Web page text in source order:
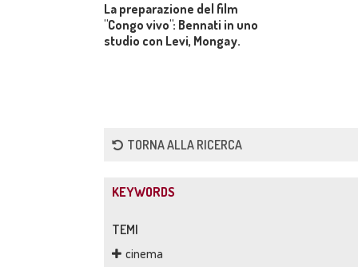
La preparazione del film
"Congo vivo": Bennati in uno
studio con Levi, Mongay.
TORNA ALLA RICERCA
KEYWORDS
TEMI
cinema